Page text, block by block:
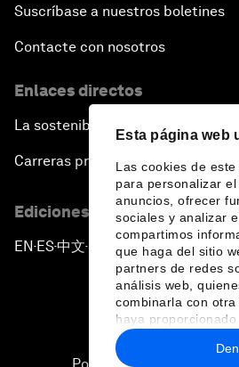
Esta página web
Las cookies de
para personalizar
anuncios, ofrecer
sociales y analizar
compartimos
que haga del sitio
partners de redes
análisis web,
combinarla con
haya
recopilado a partir
hecho de sus
Suscríbase a nuestros boletines
Contacte con nosotros
Enlaces directos
La sostenibilidad en el Foro
Carreras profesionales
Ediciones en otros idiomas
EN ▪ES▪中文▪ 日本語